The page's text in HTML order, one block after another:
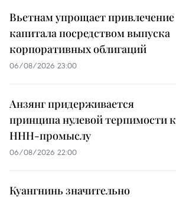
Вьетнам упрощает привлечение
капитала посредством выпуска
корпоративных облигаций
06/08/2026 23:00
Анзянг придерживается
принципа нулевой терпимости к
ННН-промыслу
06/08/2026 22:00
Куангнинь значительно